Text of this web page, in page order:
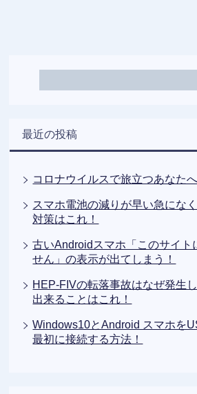
最近の投稿
コロナウイルスで旅立つあなた
スマホ電池の減りが早い急にな
対策はこれ！
古いAndroidスマホ「このサイト
せん」の表示が出てしまう！
HEP-FIVの転落事故はなぜ発生
出来ることはこれ！
Windows10とAndroid スマホを
最初に接続する方法！